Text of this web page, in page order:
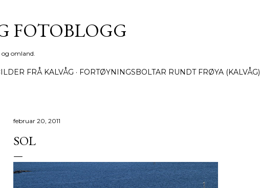
FOTOBLOGG
omland.
FRÅ KALVÅG FORTØYNINGSBOLTAR RUNDT FRØYA (KALVÅG)
februar 20, 2011
SOL